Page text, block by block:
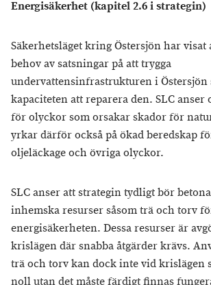
Energisäkerhet (kapitel 2.6 i strategin)
Säkerhetsläget kring Östersjön har visat
behov av satsningar på att trygga
undervattensinfrastrukturen i Östersjön
kapaciteten att reparera den. SLC anser
för olyckor som orsakar skador för
yrkar därför också på ökad beredskap
oljeläckage och övriga olyckor.
SLC anser att strategin tydligt bör
inhemska resurser såsom trä och torv
energisäkerheten. Dessa resurser är
krislägen där snabba åtgärder krävs.
trä och torv kan dock inte vid krislägen
noll utan det måste färdigt finnas